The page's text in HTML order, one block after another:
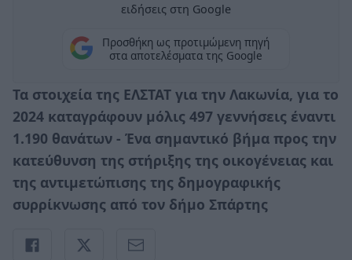
ειδήσεις στη Google
Προσθήκη ως προτιμώμενη πηγή
στα αποτελέσματα της Google
Τα στοιχεία της ΕΛΣΤΑΤ για την Λακωνία, για το
2024 καταγράφουν μόλις 497 γεννήσεις έναντι
1.190 θανάτων - Ένα σημαντικό βήμα προς την
κατεύθυνση της στήριξης της οικογένειας και
της αντιμετώπισης της δημογραφικής
συρρίκνωσης από τον δήμο Σπάρτης